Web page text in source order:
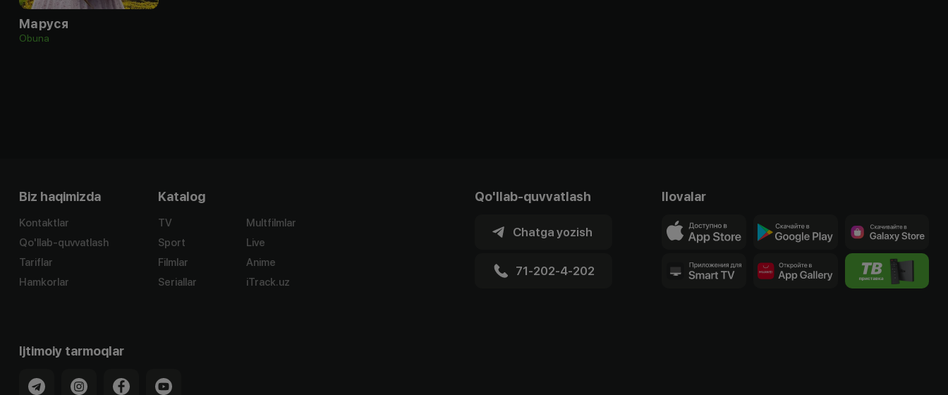
Маруся
Obuna
Biz haqimizda
Kontaktlar
Qo'llab-quvvatlash
Tariflar
Hamkorlar
Katalog
TV
Sport
Filmlar
Seriallar
Multfilmlar
Live
Anime
iTrack.uz
Qo'llab-quvvatlash
Chatga yozish
71-202-4-202
Ilovalar
Ijtimoiy tarmoqlar